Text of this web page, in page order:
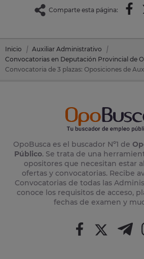
Comparte esta página:
Inicio
Auxiliar Administrativo
Convocatorias en Deputación Provincial de
OpoBusca es el buscador Nº1 de
Público. Se trata de una
opositores que necesitan estar
ofertas y convocatorias. Recibe
Convocatorias de todas las
conoce los requisitos de acceso,
fechas de examen y